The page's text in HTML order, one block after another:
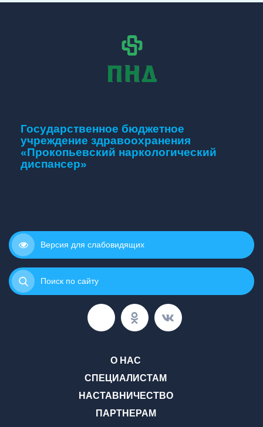
Государственное бюджетное
учреждение здравоохранения
«Прокопьевский наркологический
диспансер»
Версия для слабовидящих
Поиск по сайту
О НАС
СПЕЦИАЛИСТАМ
НАСТАВНИЧЕСТВО
ПАРТНЕРАМ